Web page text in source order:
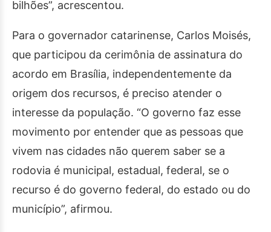
bilhões”, acrescentou.
Para o governador catarinense, Carlos Moisés,
que participou da cerimônia de assinatura do
acordo em Brasília, independentemente da
origem dos recursos, é preciso atender o
interesse da população. “O governo faz esse
movimento por entender que as pessoas que
vivem nas cidades não querem saber se a
rodovia é municipal, estadual, federal, se o
recurso é do governo federal, do estado ou do
município”, afirmou.